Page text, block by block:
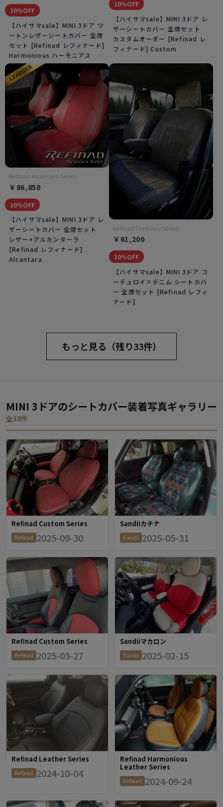
10％OFF
【ハイサマsale】MINI 3ドア ツ
ートンレザーシートカバー 全席
セット [Refinad レフィナード]
Harmonious ハーモニアス
10％OFF
【ハイサマsale】MINI 3ドア レ
ザーシートカバー 全席セット
カスタムオーダー [Refinad レ
フィナード] Custom
Refinad Alcantara Series
￥86,850
10％OFF
【ハイサマsale】MINI 3ドア レ
ザーシートカバー 全席セット
レザー+アルカンターラ
[Refinad レフィナード]
Alcantara
Refinad Corduroy Series
￥61,200
10％OFF
【ハイサマsale】MINI 3ドア コ
ーデュロイ×デニム シートカバ
ー 全席セット [Refinad レフィ
ナード]
もっと見る（残り33件）
MINI 3ドアのシートカバー装着写真ギャラリー
全38件
Refinad Custom Series
Refinad 2025-09-30
Sandiiカチナ
Sandii 2025-05-31
Refinad Custom Series
Refinad 2025-03-27
Sandiiマカロン
Sandii 2025-02-15
Refinad Leather Series
Refinad 2024-10-04
Refinad Harmonious
Leather Series
Refinad 2024-09-24